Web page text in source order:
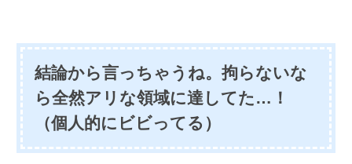
結論から言っちゃうね。拘らないな
ら全然アリな領域に達してた…！
（個人的にビビってる）